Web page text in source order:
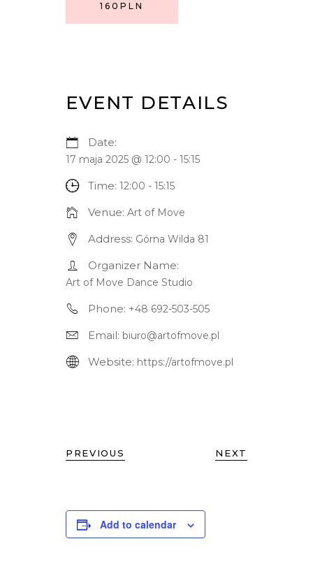
160PLN
EVENT DETAILS
Date:
17 maja 2025 @ 12:00 - 15:15
Time: 12:00 - 15:15
Venue: Art of Move
Address: Górna Wilda 81
Organizer Name:
Art of Move Dance Studio
Phone: +48 692-503-505
Email: biuro@artofmove.pl
Website: https://artofmove.pl
PREVIOUS NEXT
Add to calendar